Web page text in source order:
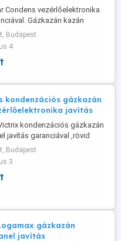
Condens vezérlőelektronika
Gázkazán kazán
javítás garanciával és
A gázkazán panelt
elküldhetik 24 órán belül
Javítási idő rövid határidővel.
letesztelve kapják ...
Budapest
4
kondenzációs gázkazán
javítás
kondenzációs gázkazán
javítás garanciával ,rövid
vezérlőpanelbe minden
alkatrész kerül beépítésre. A
postai úton is elküldhetik 24
Javítási idő rövid
Budapest
3
gázkazán
javítás